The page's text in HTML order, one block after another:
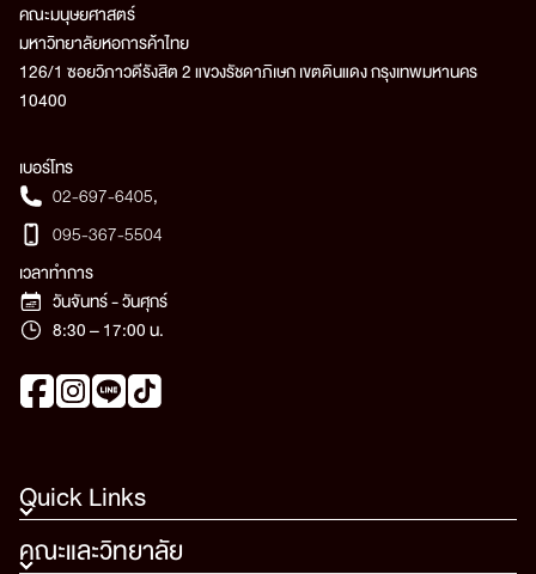
Quick Links
คณะและวิทยาลัย
คณะมนุษยศาสตร์
มหาวิทยาลัยหอการค้าไทย
126/1 ซอยวิภาวดีรังสิต 2 แขวงรัชดาภิเษก เขตดินแดง กรุงเทพมหานคร
10400
เบอร์โทร
02-697-6405,
095-367-5504
เวลาทำการ
วันจันทร์ - วันศุกร์
8:30 – 17:00 น.